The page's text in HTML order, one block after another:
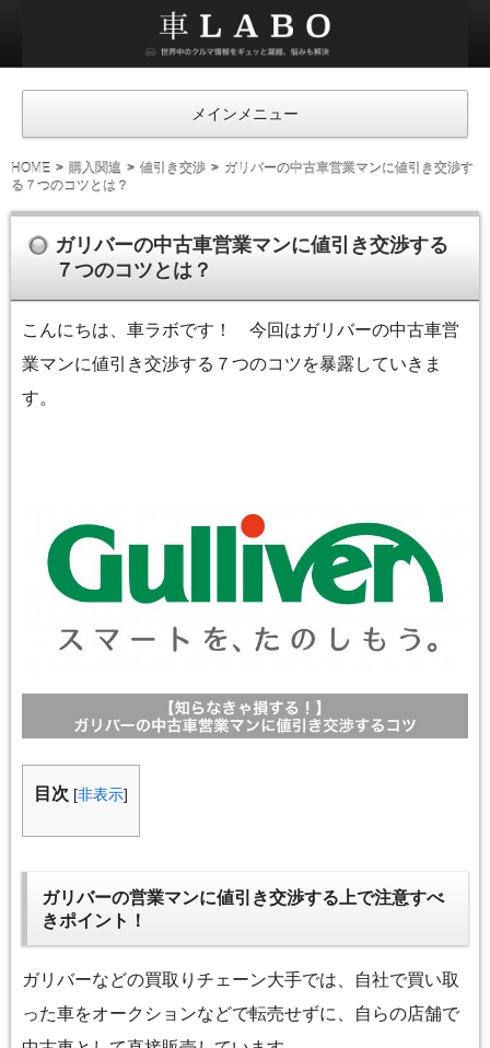
ラ
ボ
メインメニュー
HOME 購入関連 値引き交渉
ガリバーの中古車営業マンに値引き交渉す
る７つのコツとは？
ガリバーの中古車営業マンに値引き交渉する
７つのコツとは？
こんにちは、車ラボです！ 今回はガリバーの中古車営
業マンに値引き交渉する７つのコツを暴露していきま
す。
目次 [非表示]
ガリバーの営業マンに値引き交渉する上で注意すべ
きポイント！
ガリバーなどの買取りチェーン大手では、自社で買い取
った車をオークションなどで転売せずに、自らの店舗で